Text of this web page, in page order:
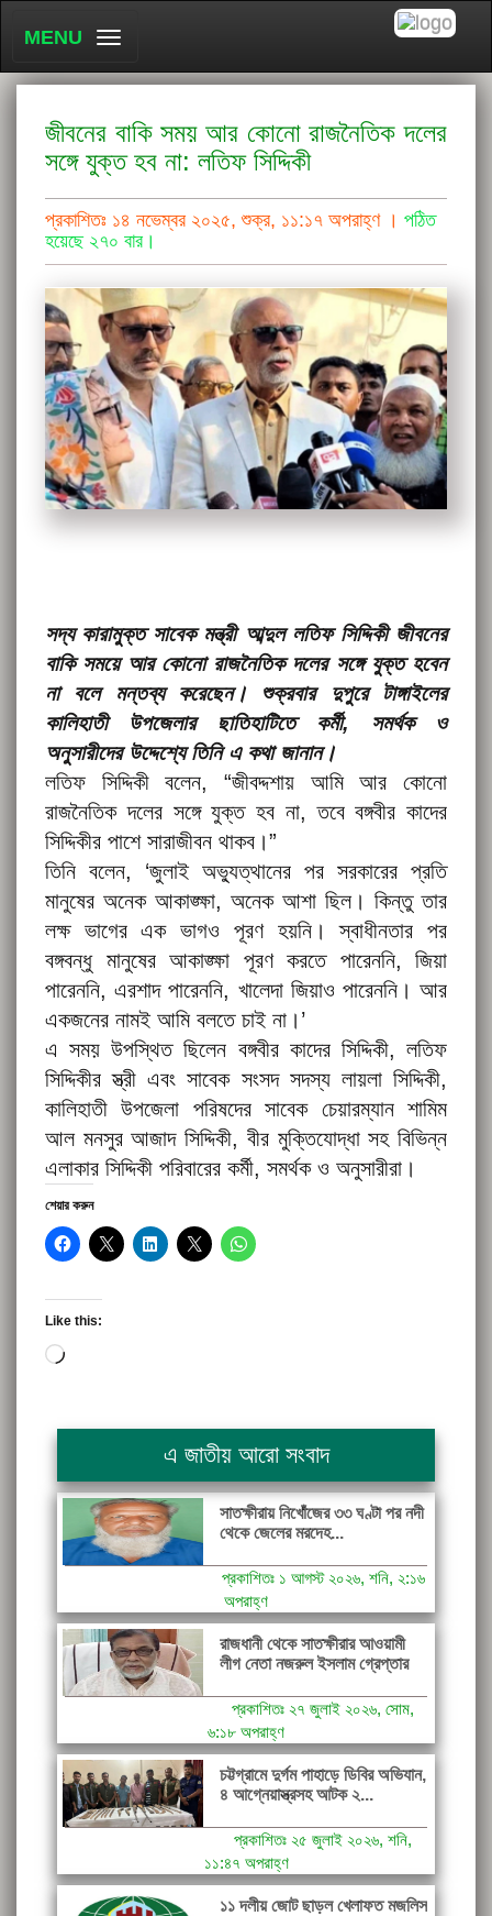
MENU
জীবনের বাকি সময় আর কোনো রাজনৈতিক দলের
সঙ্গে যুক্ত হব না: লতিফ সিদ্দিকী
প্রকাশিতঃ ১৪ নভেম্বর ২০২৫, শুক্র, ১১:১৭ অপরাহ্ণ । পঠিত
হয়েছে ২৭০ বার।
সদ্য কারামুক্ত সাবেক মন্ত্রী আব্দুল লতিফ সিদ্দিকী জীবনের
বাকি সময়ে আর কোনো রাজনৈতিক দলের সঙ্গে যুক্ত হবেন
না বলে মন্তব্য করেছেন। শুক্রবার দুপুরে টাঙ্গাইলের
কালিহাতী উপজেলার ছাতিহাটিতে কর্মী, সমর্থক ও
অনুসারীদের উদ্দেশ্যে তিনি এ কথা জানান।
লতিফ সিদ্দিকী বলেন, “জীবদ্দশায় আমি আর কোনো
রাজনৈতিক দলের সঙ্গে যুক্ত হব না, তবে বঙ্গবীর কাদের
সিদ্দিকীর পাশে সারাজীবন থাকব।”
তিনি বলেন, ‘জুলাই অভ্যুত্থানের পর সরকারের প্রতি
মানুষের অনেক আকাঙ্ক্ষা, অনেক আশা ছিল। কিন্তু তার
লক্ষ ভাগের এক ভাগও পূরণ হয়নি। স্বাধীনতার পর
বঙ্গবন্ধু মানুষের আকাঙ্ক্ষা পূরণ করতে পারেননি, জিয়া
পারেননি, এরশাদ পারেননি, খালেদা জিয়াও পারেননি। আর
একজনের নামই আমি বলতে চাই না।’
এ সময় উপস্থিত ছিলেন বঙ্গবীর কাদের সিদ্দিকী, লতিফ
সিদ্দিকীর স্ত্রী এবং সাবেক সংসদ সদস্য লায়লা সিদ্দিকী,
কালিহাতী উপজেলা পরিষদের সাবেক চেয়ারম্যান শামিম
আল মনসুর আজাদ সিদ্দিকী, বীর মুক্তিযোদ্ধা সহ বিভিন্ন
এলাকার সিদ্দিকী পরিবারের কর্মী, সমর্থক ও অনুসারীরা।
শেয়ার করুন
Like this:
Loading…
এ জাতীয় আরো সংবাদ
সাতক্ষীরায় নিখোঁজের ৩৩ ঘণ্টা পর নদী
থেকে জেলের মরদেহ...
প্রকাশিতঃ ১ আগস্ট ২০২৬, শনি, ২:১৬
অপরাহ্ণ
রাজধানী থেকে সাতক্ষীরার আওয়ামী
লীগ নেতা নজরুল ইসলাম গ্রেপ্তার
প্রকাশিতঃ ২৭ জুলাই ২০২৬, সোম,
৬:১৮ অপরাহ্ণ
চট্টগ্রামে দুর্গম পাহাড়ে ডিবির অভিযান,
৪ আগ্নেয়াস্ত্রসহ আটক ২...
প্রকাশিতঃ ২৫ জুলাই ২০২৬, শনি,
১১:৪৭ অপরাহ্ণ
১১ দলীয় জোট ছাড়ল খেলাফত মজলিস